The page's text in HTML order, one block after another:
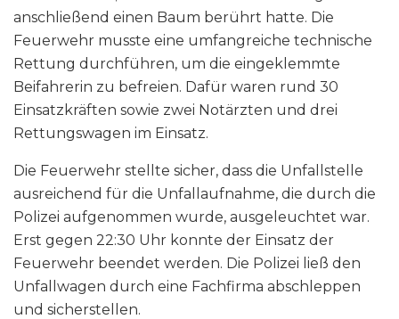
anschließend einen Baum berührt hatte. Die
Feuerwehr musste eine umfangreiche technische
Rettung durchführen, um die eingeklemmte
Beifahrerin zu befreien. Dafür waren rund 30
Einsatzkräften sowie zwei Notärzten und drei
Rettungswagen im Einsatz.
Die Feuerwehr stellte sicher, dass die Unfallstelle
ausreichend für die Unfallaufnahme, die durch die
Polizei aufgenommen wurde, ausgeleuchtet war.
Erst gegen 22:30 Uhr konnte der Einsatz der
Feuerwehr beendet werden. Die Polizei ließ den
Unfallwagen durch eine Fachfirma abschleppen
und sicherstellen.